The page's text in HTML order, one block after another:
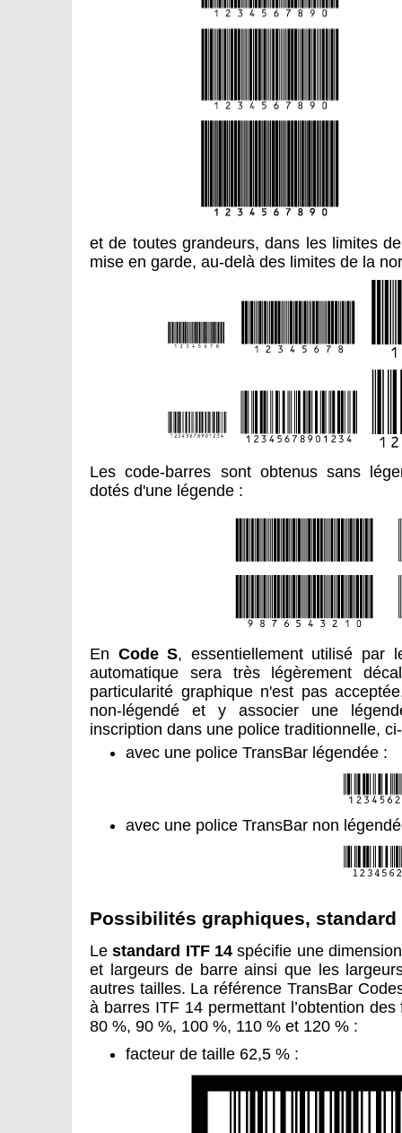
et de toutes grandeurs, dans les limites
mise en garde, au-delà des limites de la
Les code-barres sont obtenus sans
dotés d'une légende :
En Code S, essentiellement utilisé par
automatique sera très légèrement
particularité graphique n'est pas
non-légendé et y associer une
inscription dans une police traditionnelle,
avec une police TransBar légendée :
avec une police TransBar non
Possibilités graphiques, standard
Lestandard ITF 14 spécifie une
et largeurs de barre ainsi que les
autres tailles. La référence TransBar
à barres ITF 14 permettant l’obtention
80 %, 90 %, 100 %, 110 % et 120 % :
facteur de taille 62,5 % :